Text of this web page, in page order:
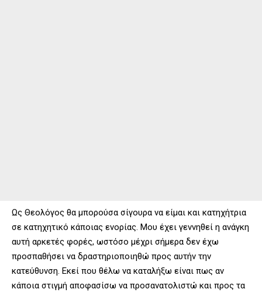
Ως Θεολόγος θα μπορούσα σίγουρα να είμαι και κατηχήτρια
σε κατηχητικό κάποιας ενορίας. Μου έχει γεννηθεί η ανάγκη
αυτή αρκετές φορές, ωστόσο μέχρι σήμερα δεν έχω
προσπαθήσει να δραστηριοποιηθώ προς αυτήν την
κατεύθυνση. Εκεί που θέλω να καταλήξω είναι πως αν
κάποια στιγμή αποφασίσω να προσανατολιστώ και προς τα